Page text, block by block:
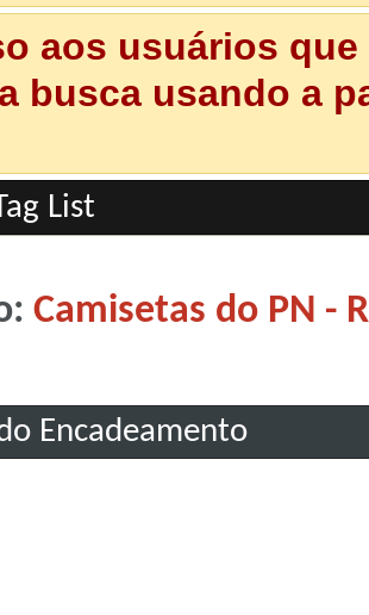
aos usuários
busca usando a
List
Camisetas do PN -
Encadeamento